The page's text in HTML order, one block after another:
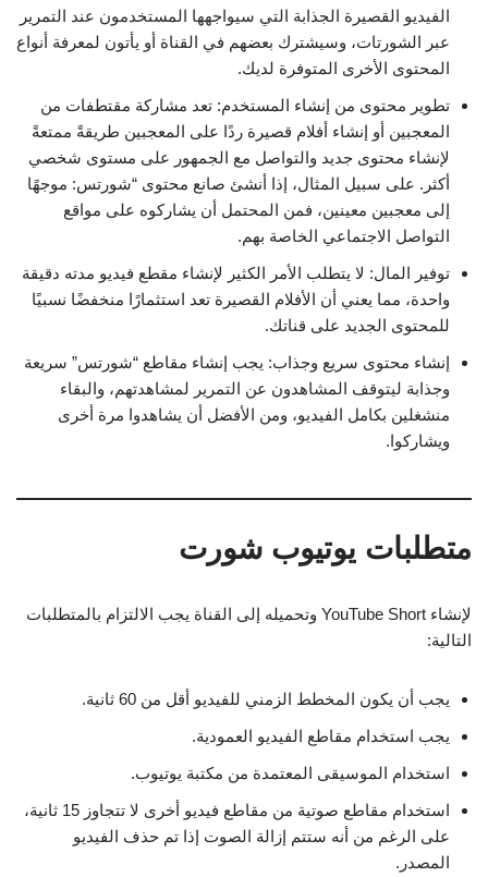
الفيديو القصيرة الجذابة التي سيواجهها المستخدمون عند التمرير
عبر الشورتات، وسيشترك بعضهم في القناة أو يأتون لمعرفة أنواع
المحتوى الأخرى المتوفرة لديك.
تطوير محتوى من إنشاء المستخدم: تعد مشاركة مقتطفات من
المعجبين أو إنشاء أفلام قصيرة ردًا على المعجبين طريقةً ممتعةً
لإنشاء محتوى جديد والتواصل مع الجمهور على مستوى شخصي
أكثر. على سبيل المثال، إذا أنشئ صانع محتوى “شورتس: موجهًا
إلى معجبين معينين، فمن المحتمل أن يشاركوه على مواقع
التواصل الاجتماعي الخاصة بهم.
توفير المال: لا يتطلب الأمر الكثير لإنشاء مقطع فيديو مدته دقيقة
واحدة، مما يعني أن الأفلام القصيرة تعد استثمارًا منخفضًا نسبيًا
للمحتوى الجديد على قناتك.
إنشاء محتوى سريع وجذاب: يجب إنشاء مقاطع “شورتس” سريعة
وجذابة ليتوقف المشاهدون عن التمرير لمشاهدتهم، والبقاء
منشغلين بكامل الفيديو، ومن الأفضل أن يشاهدوا مرة أخرى
ويشاركوا.
متطلبات يوتيوب شورت
لإنشاء YouTube Short وتحميله إلى القناة يجب الالتزام بالمتطلبات
التالية:
يجب أن يكون المخطط الزمني للفيديو أقل من 60 ثانية.
يجب استخدام مقاطع الفيديو العمودية.
استخدام الموسيقى المعتمدة من مكتبة يوتيوب.
استخدام مقاطع صوتية من مقاطع فيديو أخرى لا تتجاوز 15 ثانية،
على الرغم من أنه ستتم إزالة الصوت إذا تم حذف الفيديو
المصدر.